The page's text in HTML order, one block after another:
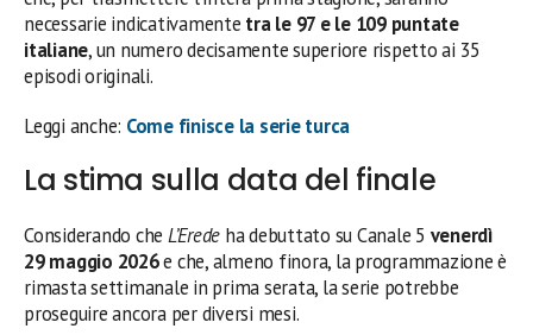
necessarie indicativamente tra le 97 e le 109 puntate
italiane, un numero decisamente superiore rispetto ai 35
episodi originali.
Leggi anche: Come finisce la serie turca
La stima sulla data del finale
Considerando che L’Erede ha debuttato su Canale 5 venerdì
29 maggio 2026e che, almeno finora, la programmazione è
rimasta settimanale in prima serata, la serie potrebbe
proseguire ancora per diversi mesi.